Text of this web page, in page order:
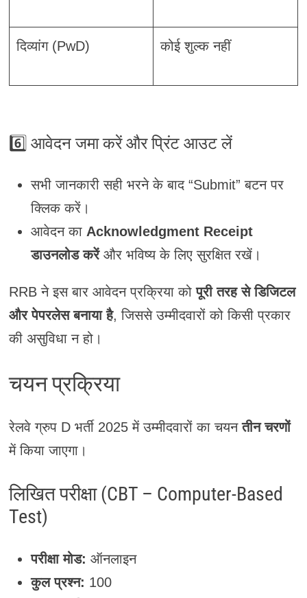
दिव्यांग (PwD) कोई शुल्क नहीं
6️⃣ आवेदन जमा करें और प्रिंट आउट लें
सभी जानकारी सही भरने के बाद “Submit” बटन पर
क्लिक करें।
आवेदन का Acknowledgment Receipt
डाउनलोड करेंऔर भविष्य के लिए सुरक्षित रखें।
RRB ने इस बार आवेदन प्रक्रिया कोपूरी तरह से डिजिटल
और पेपरलेस बनाया है, जिससे उम्मीदवारों को किसी प्रकार
की असुविधा न हो।
चयन प्रक्रिया
रेलवे ग्रुप D भर्ती 2025 में उम्मीदवारों का चयनतीन चरणों
में किया जाएगा।
लिखित परीक्षा (CBT – Computer-Based
Test)
परीक्षा मोड: ऑनलाइन
कुल प्रश्न: 100